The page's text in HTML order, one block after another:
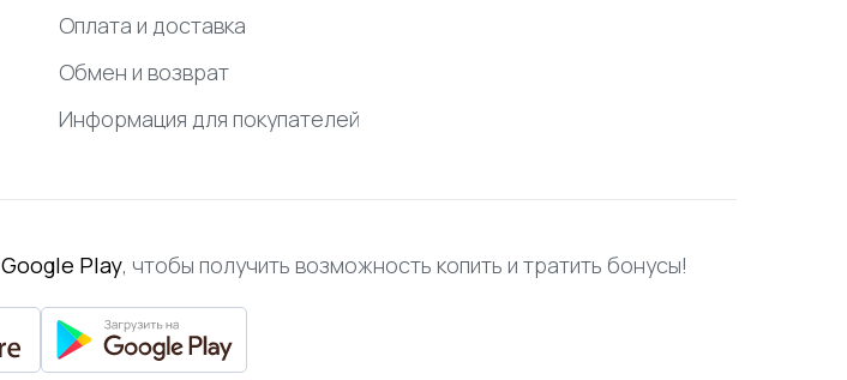
Оплата и доставка
Обмен и возврат
Информация для покупателей
Google Play, чтобы получить возможность копить и тратить бонусы!